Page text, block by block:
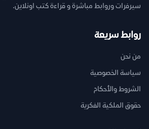
سيرفرات وروابط مباشرة و قراءة كتب اونلاين.
روابط سريعة
من نحن
سياسة الخصوصية
الشروط والأحكام
حقوق الملكية الفكرية